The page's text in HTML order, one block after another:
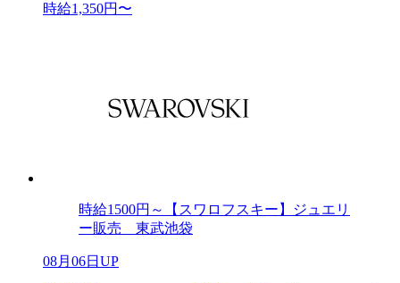
時給1,350円〜
時給1500円～【スワロフスキー】ジュエリ
ー販売 東武池袋
08月06日UP